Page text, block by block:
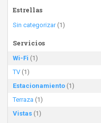
Estrellas
Sin categorizar(1)
Servicios
Wi-Fi (1)
TV (1)
Estacionamiento (1)
Terraza (1)
Vistas (1)